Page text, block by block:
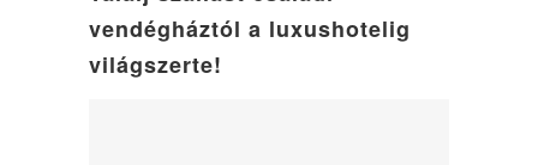
vendégháztól a luxushotelig
világszerte!